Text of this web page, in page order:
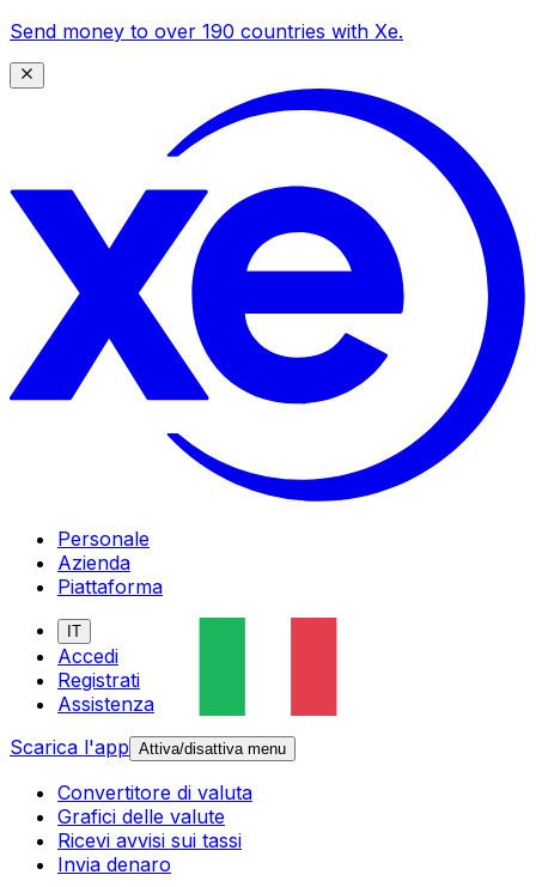
Send money to over 190 countries with Xe.
Personale
Azienda
Piattaforma
IT
Accedi
Registrati
Assistenza
Scarica l'app Attiva/disattiva menu
Convertitore di valuta
Grafici delle valute
Ricevi avvisi sui tassi
Invia denaro